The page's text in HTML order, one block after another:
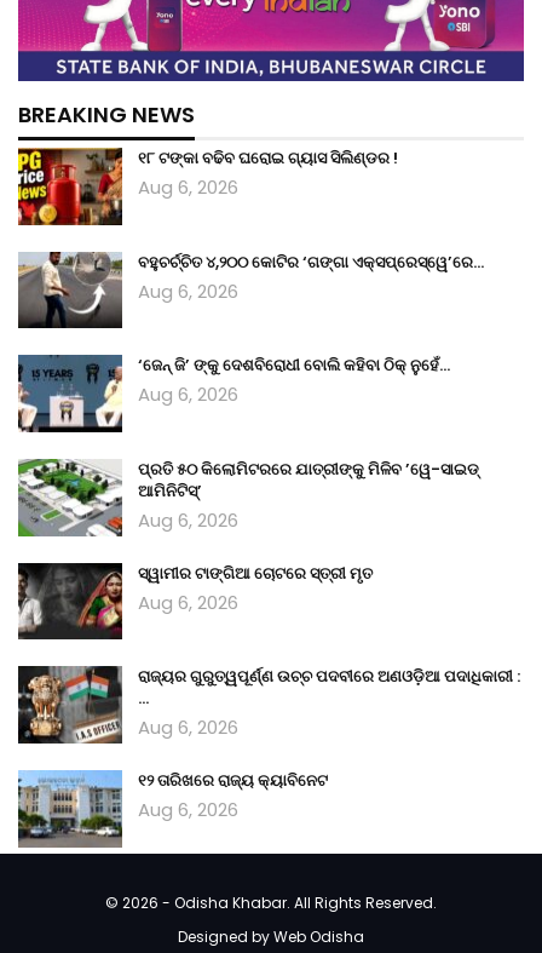
BREAKING NEWS
୧୮ ଟଙ୍କା ବଢିବ ଘରୋଇ ଗ୍ୟାସ ସିଲିଣ୍ଡର !
Aug 6, 2026
ବହୁଚର୍ଚ୍ଚିତ ୪,୨୦୦ କୋଟିର ‘ଗଙ୍ଗା ଏକ୍ସପ୍ରେସ୍‌ୱେ’ରେ…
Aug 6, 2026
‘ଜେନ୍‌ ଜି’ ଙ୍କୁ ଦେଶବିରୋଧୀ ବୋଲି କହିବା ଠିକ୍ ନୁହେଁ…
Aug 6, 2026
ପ୍ରତି ୫୦ କିଲୋମିଟରରେ ଯାତ୍ରୀଙ୍କୁ ମିଳିବ ’ୱେ-ସାଇଡ୍‌
ଆମିନିଟିସ୍‌’
Aug 6, 2026
ସ୍ୱାମୀର ଟାଙ୍ଗିଆ ଚୋଟରେ ସ୍ତ୍ରୀ ମୃତ
Aug 6, 2026
ରାଜ୍ୟର ଗୁରୁତ୍ୱପୂର୍ଣ୍ଣ ଉଚ୍ଚ ପଦବୀରେ ଅଣଓଡ଼ିଆ ପଦାଧିକାରୀ :
…
Aug 6, 2026
୧୨ ତାରିଖରେ ରାଜ୍ୟ କ୍ୟାବିନେଟ
Aug 6, 2026
© 2026 - Odisha Khabar. All Rights Reserved.
Designed byWeb Odisha